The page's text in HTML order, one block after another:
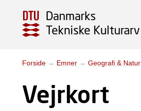
Danmarks
Tekniske Kulturarv
Forside → Emner → Geografi & Natur
Vejrkort